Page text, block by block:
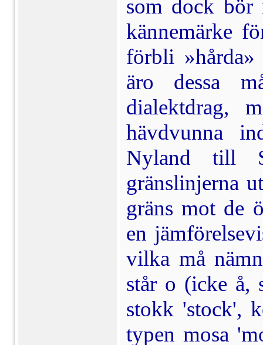
som dock bör
kännemärke
förbli
äro dessa
dialektdrag,
hävdvunna
Nyland till
gränslinjerna
gräns mot de
en
vilka må
står o (icke å,
stokk 'stock',
typen mosa